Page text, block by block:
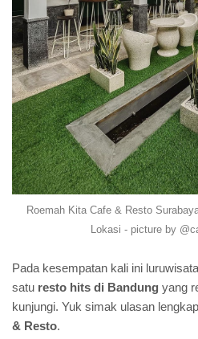
Roemah Kita Cafe & Resto
Lokasi - picture by
Pada kesempatan kali ini
satu resto hits di Bandung yang
kunjungi. Yuk simak ulasan
& Resto.